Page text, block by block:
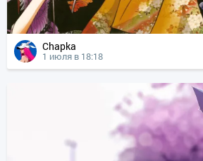
Chapka
1 июля в 18:18